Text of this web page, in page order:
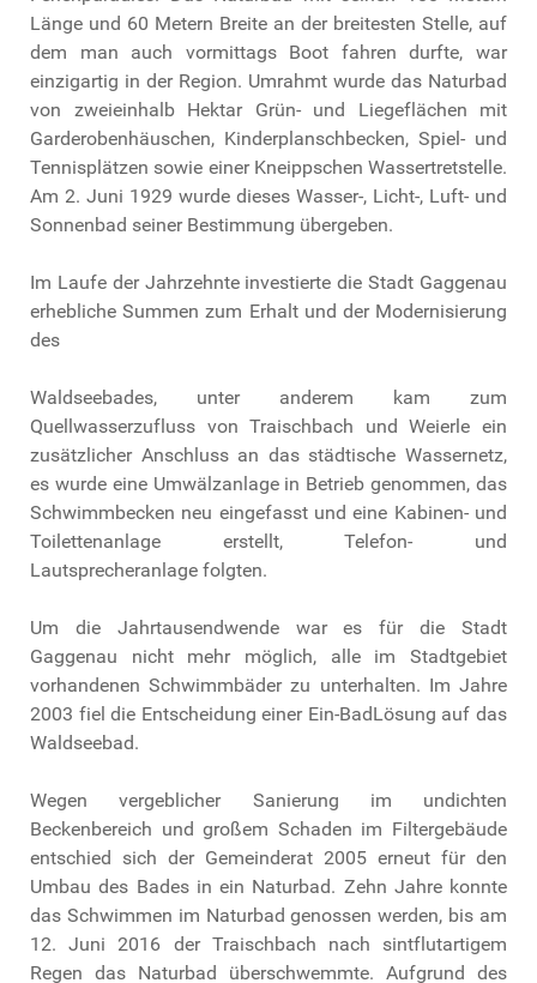
Länge und 60 Metern Breite an der breitesten Stelle, auf
dem man auch vormittags Boot fahren durfte, war
einzigartig in der Region. Umrahmt wurde das Naturbad
von zweieinhalb Hektar Grün- und Liegeflächen mit
Garderobenhäuschen, Kinderplanschbecken, Spiel- und
Tennisplätzen sowie einer Kneippschen Wassertretstelle.
Am 2. Juni 1929 wurde dieses Wasser-, Licht-, Luft- und
Sonnenbad seiner Bestimmung übergeben.
Im Laufe der Jahrzehnte investierte die Stadt Gaggenau
erhebliche Summen zum Erhalt und der Modernisierung
des
Waldseebades, unter anderem kam zum
Quellwasserzufluss von Traischbach und Weierle ein
zusätzlicher Anschluss an das städtische Wassernetz,
es wurde eine Umwälzanlage in Betrieb genommen, das
Schwimmbecken neu eingefasst und eine Kabinen- und
Toilettenanlage erstellt, Telefon- und
Lautsprecheranlage folgten.
Um die Jahrtausendwende war es für die Stadt
Gaggenau nicht mehr möglich, alle im Stadtgebiet
vorhandenen Schwimmbäder zu unterhalten. Im Jahre
2003 fiel die Entscheidung einer Ein-BadLösung auf das
Waldseebad.
Wegen vergeblicher Sanierung im undichten
Beckenbereich und großem Schaden im Filtergebäude
entschied sich der Gemeinderat 2005 erneut für den
Umbau des Bades in ein Naturbad. Zehn Jahre konnte
das Schwimmen im Naturbad genossen werden, bis am
12. Juni 2016 der Traischbach nach sintflutartigem
Regen das Naturbad überschwemmte. Aufgrund des